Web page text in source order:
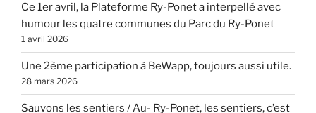
Ce 1er avril, la Plateforme Ry-Ponet a interpellé avec
humour les quatre communes du Parc du Ry-Ponet
1 avril 2026
Une 2ème participation à BeWapp, toujours aussi utile.
28 mars 2026
Sauvons les sentiers / Au- Ry-Ponet, les sentiers, c’est